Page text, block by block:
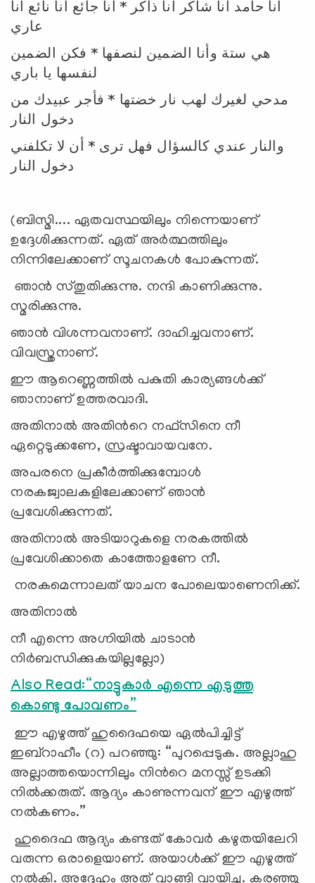
أنا حامد أنا شاكر أنا ذاكر * أنا جائع أنا نائع أنا
عاري
هي ستة وأنا الضمين لنصفها * فكن الضمين
لنفسها يا باري
مدحي لغيرك لهب نار خضتها * فأجر عبيدك من
دخول النار
والنار عندي كالسؤال فهل ترى * أن لا تكلفني
دخول النار
(ബിസ്മി.... ഏതവസ്ഥയിലും നിന്നെയാണ്
ഉദ്ദേശിക്കുന്നത്. ഏത് അർത്ഥത്തിലും
നിന്നിലേക്കാണ് സൂചനകൾ പോകുന്നത്.
ഞാൻ സ്തുതിക്കുന്നു. നന്ദി കാണിക്കുന്നു.
സ്മരിക്കുന്നു.
ഞാൻ വിശന്നവനാണ്. ദാഹിച്ചവനാണ്.
വിവസ്ത്രനാണ്.
ഈ ആറെണ്ണത്തിൽ പകുതി കാര്യങ്ങൾക്ക്
ഞാനാണ് ഉത്തരവാദി.
അതിനാൽ അതിന്‍റെ നഫ്സിനെ നീ
ഏറ്റെടുക്കണേ, സ്രഷ്ടാവായവനേ.
അപരനെ പ്രകീർത്തിക്കുമ്പോൾ
നരകജ്വാലകളിലേക്കാണ് ഞാൻ
പ്രവേശിക്കുന്നത്.
അതിനാൽ അടിയാറുകളെ നരകത്തിൽ
പ്രവേശിക്കാതെ കാത്തോളണേ നീ.
നരകമെന്നാലത് യാചന പോലെയാണെനിക്ക്.
അതിനാൽ
നീ എന്നെ അഗ്നിയിൽ ചാടാൻ
നിർബന്ധിക്കുകയില്ലല്ലോ)
Also Read:“നാട്ടുകാർ എന്നെ എടുത്തു
കൊണ്ടു പോവണം”
ഈ എഴുത്ത് ഹുദൈഫയെ ഏൽപിച്ചിട്ട്
ഇബ്റാഹീം (റ) പറഞ്ഞു: “പുറപ്പെടുക. അല്ലാഹു
അല്ലാത്തയൊന്നിലും നിന്‍റെ മനസ്സ് ഉടക്കി
നിൽക്കരുത്. ആദ്യം കാണുന്നവന് ഈ എഴുത്ത്
നൽകണം.”
ഹുദൈഫ ആദ്യം കണ്ടത് കോവർ കഴുതയിലേറി
വരുന്ന ഒരാളെയാണ്. അയാൾക്ക് ഈ എഴുത്ത്
നൽകി. അദ്ദേഹം അത് വാങ്ങി വായിച്ചു. കരഞ്ഞു